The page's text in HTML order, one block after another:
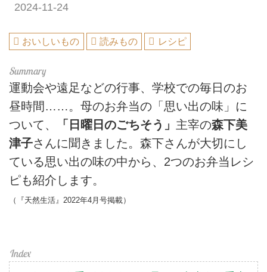
2024-11-24
おいしいもの 読みもの レシピ
運動会や遠足などの行事、学校での毎日のお
昼時間……。母のお弁当の「思い出の味」に
ついて、
「日曜日のごちそう」 主宰の森下美
津子さんに聞きました。森下さんが大切にし
ている思い出の味の中から、2つのお弁当レシ
ピも紹介します。
（『天然生活』2022年4月号掲載）